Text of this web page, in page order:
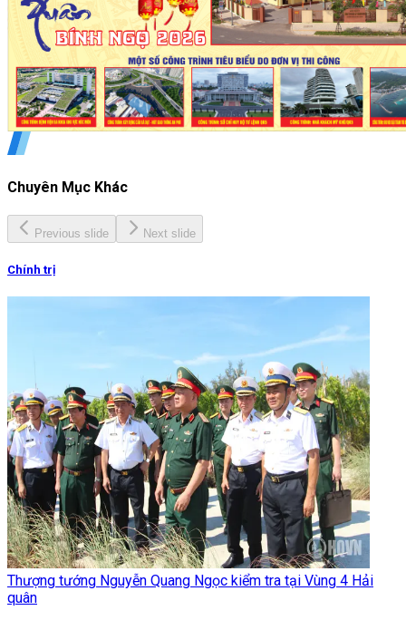
Chuyên Mục Khác
Previous slide Next slide
Chính trị
Thượng tướng Nguyễn Quang Ngọc kiểm tra tại Vùng 4 Hải
quân